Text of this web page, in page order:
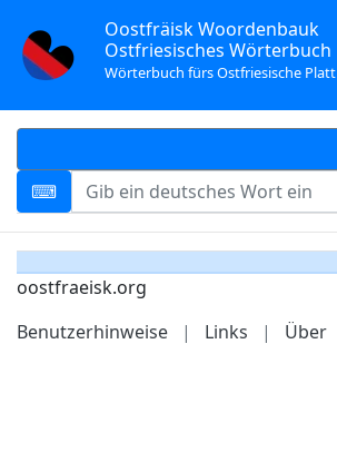
Oostfräisk Woordenbauk
Ostfriesisches Wörterbuch
Wörterbuch fürs Ostfriesische Platt
oostfraeisk.org
Benutzerhinweise
| Links | Über